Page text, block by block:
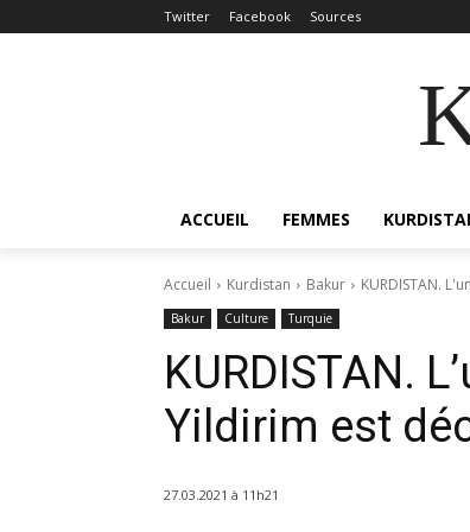
Twitter Facebook Sources
ACCUEIL FEMMES
Accueil Kurdistan Bakur KURDISTAN.
Bakur Culture Turquie
KURDISTAN.
Yildirim est
27.03.2021 à 11h21